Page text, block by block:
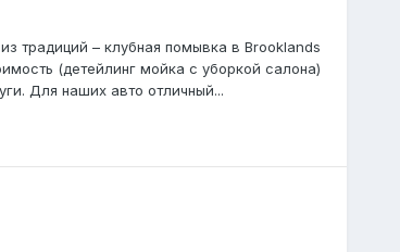
традиций – клубная помывка в Brooklands
(детейлинг мойка с уборкой салона)
Для наших авто отличный...